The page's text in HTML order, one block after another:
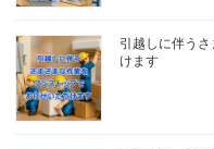
引越しに伴う
けます